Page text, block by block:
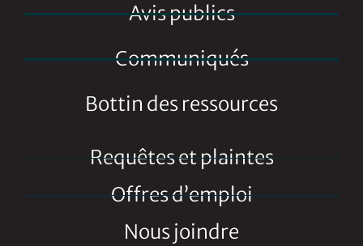
Avis publics
Communiqués
Bottin des ressources
Requêtes et plaintes
Offres d’emploi
Nous joindre